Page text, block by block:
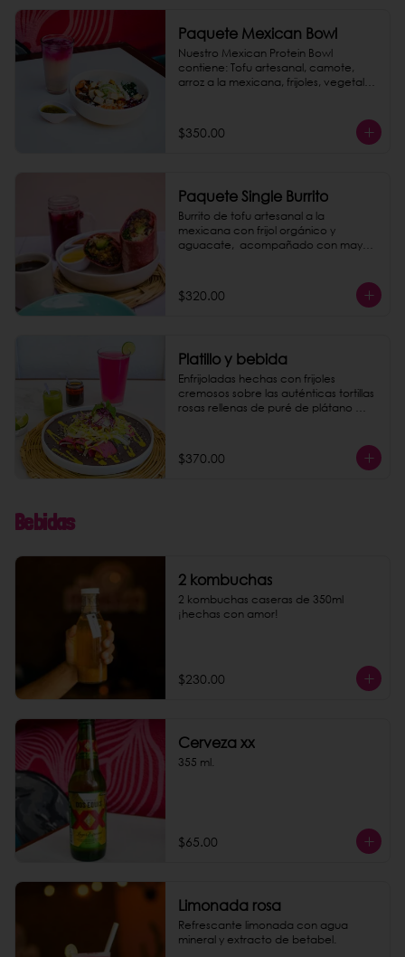
Paquete Mexican Bowl
Nuestro Mexican Protein Bowl
contiene: Tofu artesanal, camote,
arroz a la mexicana, frijoles, vegetales
Completa tu paquete con una
Horchata de Amaranto, que es una
$350.00
Paquete Single Burrito
Burrito de tofu artesanal a la
mexicana con frijol orgánico y
aguacate,  acompañado con mayo
paquete rico y saludable, que le
puedes dar un saber explosivo
$320.00
Platillo y bebida
Enfrijoladas hechas con frijoles
cremosos sobre las auténticas tortillas
rosas rellenas de puré de plátano
limonada rosa o agua de jamaica.
Puedes darles un toque más rico
$370.00
Bebidas
2 kombuchas
2 kombuchas caseras de 350ml
¡hechas con amor!
$230.00
Cerveza xx
355 ml.
$65.00
Limonada rosa
Refrescante limonada con agua
mineral y extracto de betabel.